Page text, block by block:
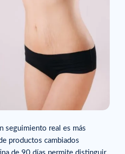
seguimiento real es más
productos cambiados